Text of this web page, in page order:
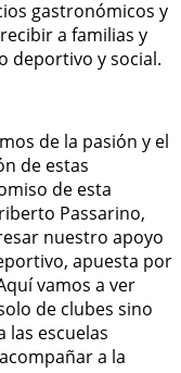
gastronómicos y
a familias y
deportivo y social.
de la pasión y el
de estas
de esta
Passarino,
nuestro apoyo
apuesta por
vamos a ver
de clubes sino
las escuelas
a la